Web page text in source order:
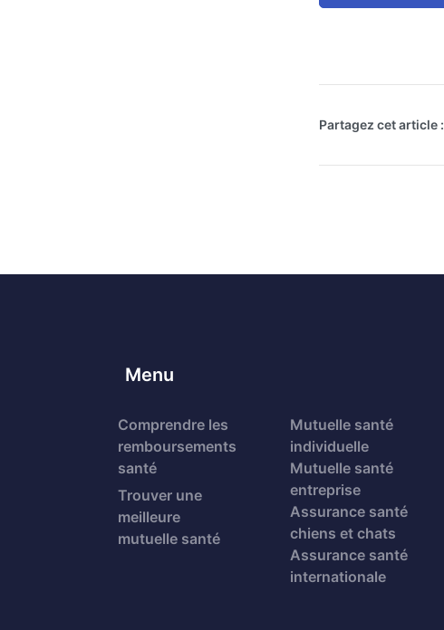
Partagez cet article :
Menu
Comprendre les
remboursements
santé
Trouver une
meilleure
mutuelle santé
Mutuelle santé
individuelle
Mutuelle santé
entreprise
Assurance santé
chiens et chats
Assurance santé
internationale